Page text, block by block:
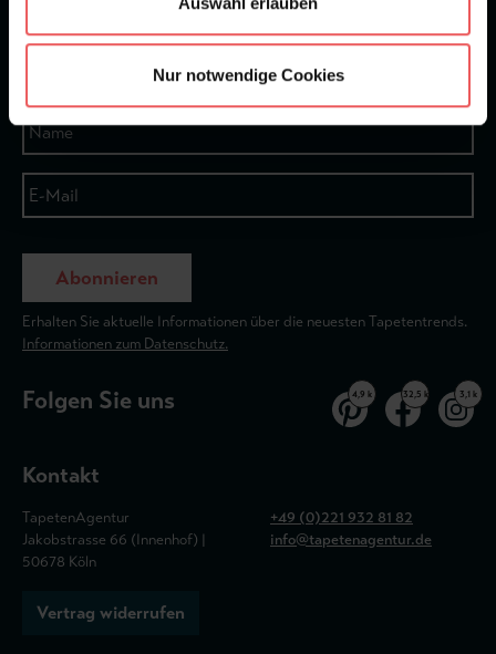
Nur notwendige Cookies
Bei 1245 Bewertungen
Newsletter
Abonnieren
Erhalten Sie aktuelle Informationen über die neuesten Tapetentrends.
Informationen zum Datenschutz.
Folgen Sie uns 4,9 k 32,5 k 3,1 k
Kontakt
TapetenAgentur
Jakobstrasse 66 (Innenhof) |
50678 Köln
+49 (0)221 932 81 82
info@tapetenagentur.de
Vertrag widerrufen